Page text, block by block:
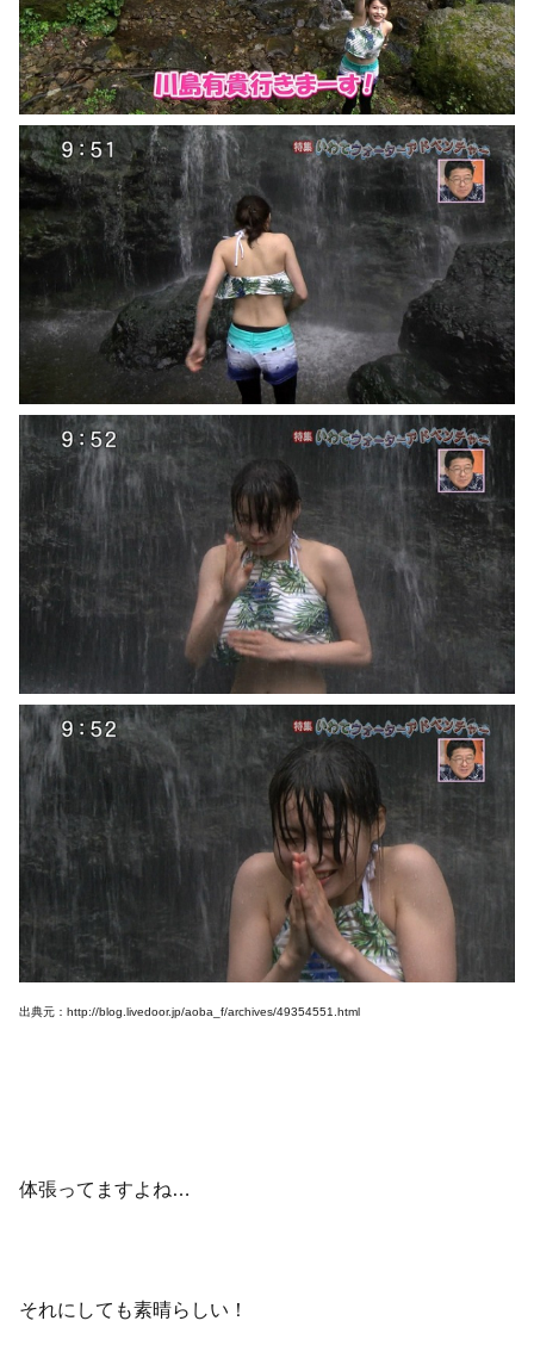
出典元：http://blog.livedoor.jp/aoba_f/archives/49354551.html
体張ってますよね…
それにしても素晴らしい！